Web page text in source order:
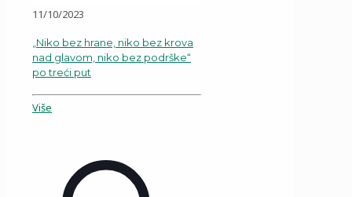
11/10/2023
„Niko bez hrane, niko bez krova
nad glavom, niko bez podrške“
po treći put
Više